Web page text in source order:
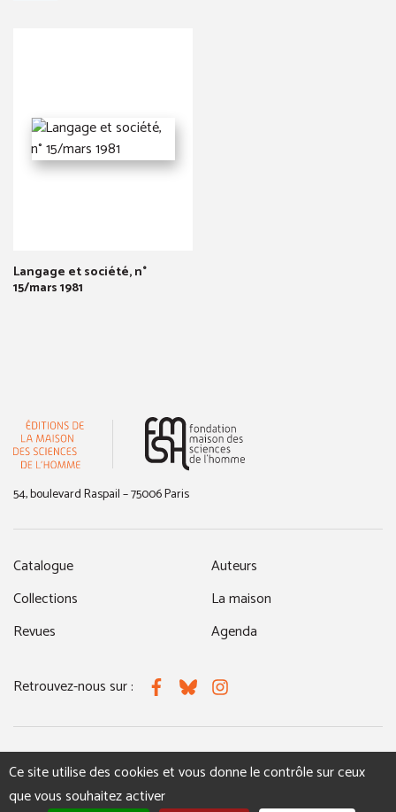
Langage et société, n°
15/mars 1981
54, boulevard Raspail – 75006 Paris
Catalogue
Collections
Revues
Auteurs
La maison
Agenda
Retrouvez-nous sur : FacebookBlueskyInstagram
Ce site utilise des cookies et vous donne le contrôle sur ceux
que vous souhaitez activer